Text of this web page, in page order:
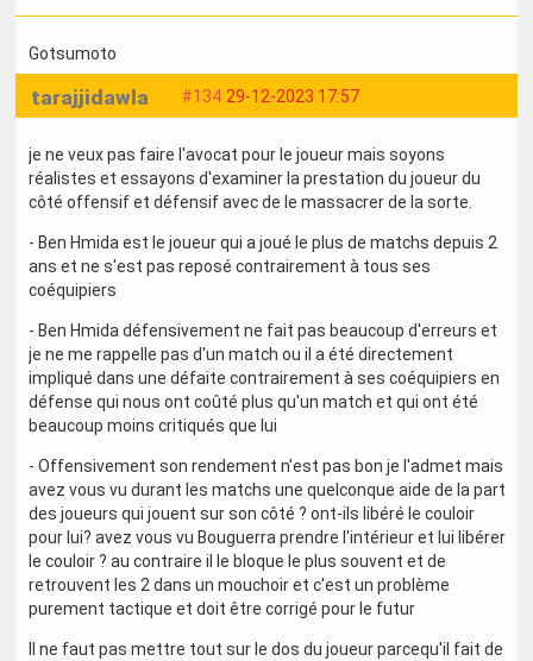
Gotsumoto
#134 29-12-2023 17:57
tarajjidawla
je ne veux pas faire l'avocat pour le joueur mais soyons
réalistes et essayons d'examiner la prestation du joueur du
côté offensif et défensif avec de le massacrer de la sorte.
- Ben Hmida est le joueur qui a joué le plus de matchs depuis 2
ans et ne s'est pas reposé contrairement à tous ses
coéquipiers
- Ben Hmida défensivement ne fait pas beaucoup d'erreurs et
je ne me rappelle pas d'un match ou il a été directement
impliqué dans une défaite contrairement à ses coéquipiers en
défense qui nous ont coûté plus qu'un match et qui ont été
beaucoup moins critiqués que lui
- Offensivement son rendement n'est pas bon je l'admet mais
avez vous vu durant les matchs une quelconque aide de la part
des joueurs qui jouent sur son côté ? ont-ils libéré le couloir
pour lui? avez vous vu Bouguerra prendre l'intérieur et lui libérer
le couloir ? au contraire il le bloque le plus souvent et de
retrouvent les 2 dans un mouchoir et c'est un problème
purement tactique et doit être corrigé pour le futur
Il ne faut pas mettre tout sur le dos du joueur parcequ'il fait de